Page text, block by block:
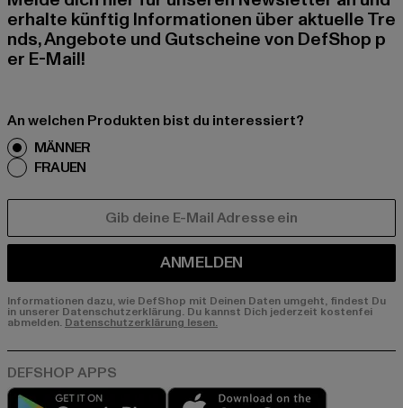
erhalte künftig Informationen über aktuelle Tre
nds, Angebote und Gutscheine von DefShop p
er E-Mail!
An welchen Produkten bist du interessiert?
MÄNNER
FRAUEN
ANMELDEN
Informationen dazu, wie DefShop mit Deinen Daten umgeht, findest Du
in unserer Datenschutzerklärung. Du kannst Dich jederzeit kostenfei
abmelden. Datenschutzerklärung lesen.
Play market